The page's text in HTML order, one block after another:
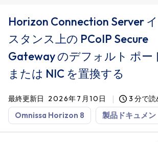
Horizon Connection Server
スタンス上の PCoIP Secure
Gateway のデフォルト ポー
または NIC を置換する
最終更新日 2026年7月10日 3 分で読
Omnissa Horizon 8 製品ドキュメン